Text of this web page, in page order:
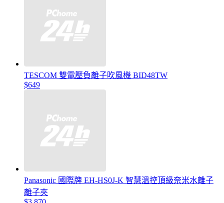
TESCOM 雙電壓負離子吹風機 BID48TW
$649
Panasonic 國際牌 EH-HS0J-K 智慧溫控頂級奈米水離子
離子夾